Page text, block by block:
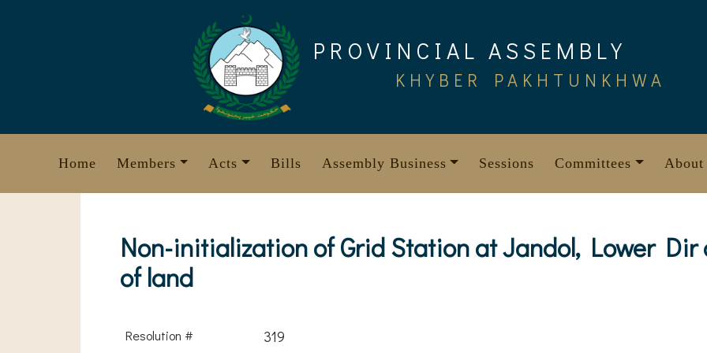
PROVINCIAL ASSEMBLY
KHYBER PAKHTUNKHWA
Home Members Acts Bills Assembly Business Sessions Committees About
Non-initialization of Grid Station at Jandol, Lower
of land
Resolution # 319